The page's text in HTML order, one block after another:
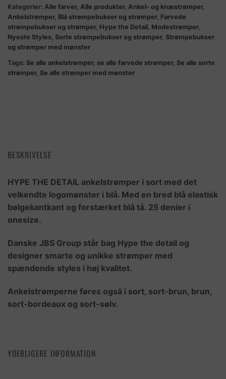
Kategorier: Alle farver, Alle produkter, Ankel- og knæstrømper,
Ankelstrømper, Blå strømpebukser og strømper, Farvede
strømpebukser og strømper, Hype the Detail Modestrømper,
Nyeste Styles Sorte strømpebukser og strømper, Strømpebukser
og strømper med mønster
Tags: Se alle ankelstrømper, se alle farvede strømper, Se alle sorte
strømper, Se alle strømper med mønster
BESKRIVELSE
HYPE THE DETAIL ankelstrømper i sort med det
velkendte logomønster i blå. Med en bred blå elastisk
bølgekantkant og forstærket blå tå. 25 denier i
onesize.
Danske JBS Group står bag Hype the detail og
designer smarte og unikke strømper med
spændende styles i høj kvalitet.
Ankelstrømperne føres også i sort, sort-brun, brun,
sort-bordeaux og sort-sølv.
YDERLIGERE INFORMATION